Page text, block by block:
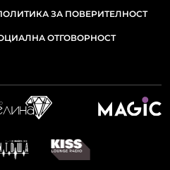
ЗА ПОВЕРИТЕЛНОСТ
ОТГОВОРНОСТ